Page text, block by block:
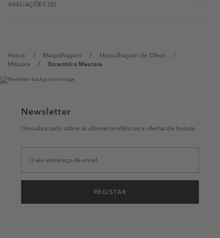
Home Maquilhagem
Maquilhagem de Olhos
Máscara
Eccentrico Mascara
AVALIAÇÕES (0)
Newsletter
Descubra tudo sobre as últimas tendências e ofertas de beleza.
REGISTAR